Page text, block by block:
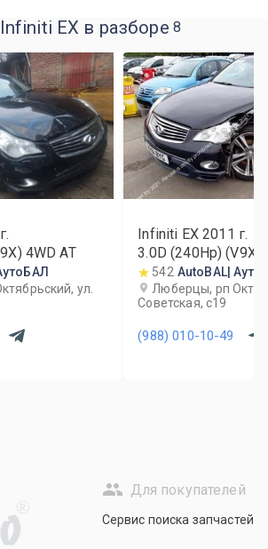
EX в разборе 8
г.
4WD AT
ул.
Infiniti EX 2011 г.
3.0D (240Hp) (V9X)
542 AutoBAL|
Люберцы, рп
Советская, с19
(988) 010-10-49
R
Для покупателей
Сервис поиска запчастей